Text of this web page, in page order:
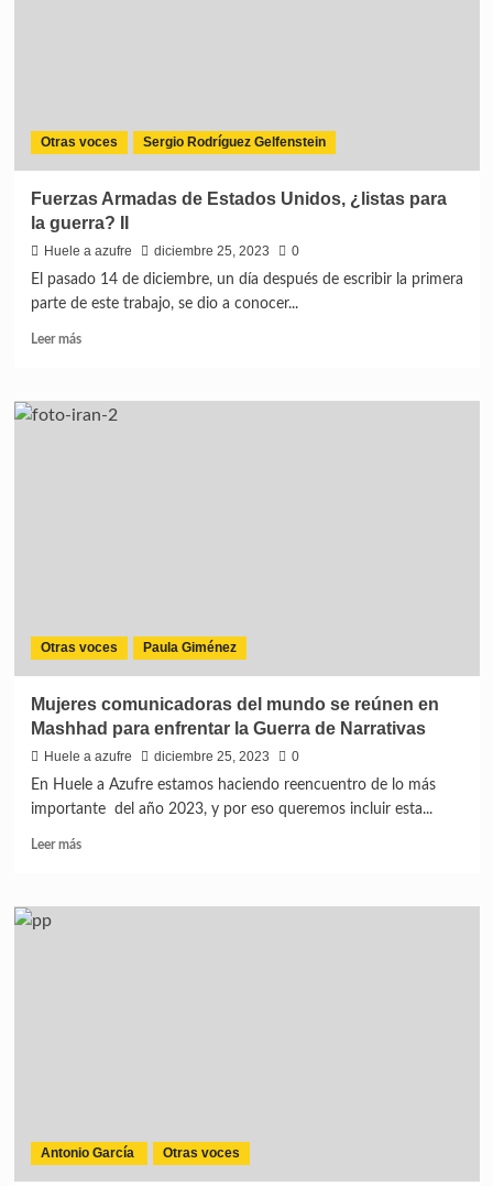
Otras voces Sergio Rodríguez Gelfenstein
Fuerzas Armadas de Estados Unidos, ¿listas para
la guerra? II
Huele a azufre diciembre 25, 2023
0
El pasado 14 de diciembre, un día después de escribir la primera
parte de este trabajo, se dio a conocer...
Leer más
Otras voces Paula Giménez
Mujeres comunicadoras del mundo se reúnen en
Mashhad para enfrentar la Guerra de Narrativas
Huele a azufre diciembre 25, 2023
0
En Huele a Azufre estamos haciendo reencuentro de lo más
importante del año 2023, y por eso queremos incluir esta...
Leer más
Antonio García Otras voces